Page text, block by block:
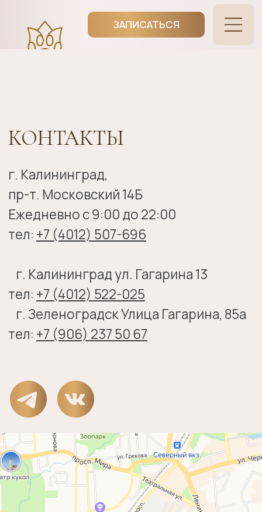
ЗАПИСАТЬСЯ
пр-т. Московский 14Б
тел:+7 (4012) 507-696
г. Калининград ул. Гагарина 13
тел:+7 (4012) 522-025
г. Зеленоградск Улица Гагарина, 85а
тел:+7 (906) 237 50 67